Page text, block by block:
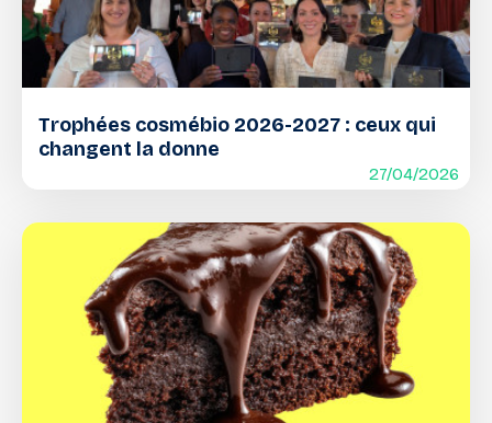
Trophées cosmébio 2026-2027 : ceux qui
changent la donne
27/04/2026